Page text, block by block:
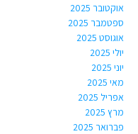
אוקטובר 2025
ספטמבר 2025
אוגוסט 2025
יולי 2025
יוני 2025
מאי 2025
אפריל 2025
מרץ 2025
פברואר 2025